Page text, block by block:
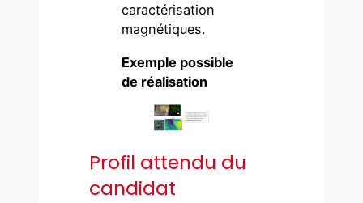
caractérisation
magnétiques.
Exemple possible
de réalisation
Profil attendu du
candidat